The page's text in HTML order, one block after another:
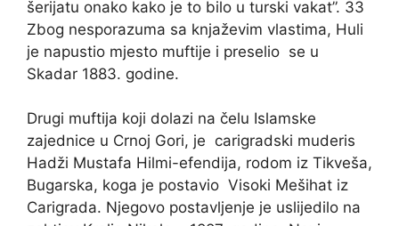
šerijatu onako kako je to bilo u turski vakat”. 33
Zbog nesporazuma sa knjaževim vlastima, Huli
je napustio mjesto muftije i preselio se u
Skadar 1883. godine.
Drugi muftija koji dolazi na čelu Islamske
zajednice u Crnoj Gori, je carigradski muderis
Hadži Mustafa Hilmi-efendija, rodom iz Tikveša,
Bugarska, koga je postavio Visoki Mešihat iz
Carigrada. Njegovo postavljenje je uslijedilo na